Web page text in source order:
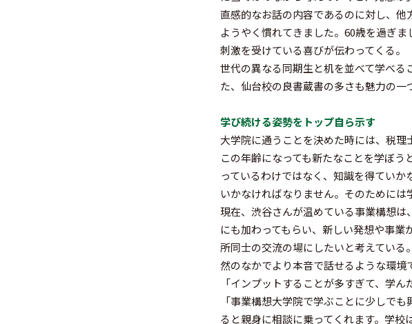
直感的なお話の内容であるのに対し、
ようやく慣れてきました。60歳を過ぎ
刺激を受けている喜びが伝わってくる。
世代の異なる同期生と机を並べて学べ
た、仙台校の良書蔵書の多さも魅力の一
学び続ける姿勢をトップ自ら示す
大学院に通うことを決めた時には、税
この年齢になっても新たなことを学ぼ
っているわけではなく、知識を得てい
いかなければなりません。そのために
現在、渋谷さんが温めている事業構想
にも加わってもらい、新しい発想や事
所同士の交流の場にしたいと考えてい
然のなかでより本音で話せるような環境
「インプットすることが多すぎて、学
「事業構想大学院で学ぶことに少しで
ると親身に相談に乗ってくれます。学校